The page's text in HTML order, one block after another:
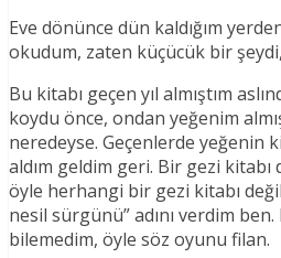
Eve dönünce dün kaldığım
okudum, zaten küçücük bir
Bu kitabı geçen yıl almıştım
koydu önce, ondan yeğenim
neredeyse. Geçenlerde yeğenin
aldım geldim geri. Bir gezi kitabı
öyle herhangi bir gezi kitabı
nesil sürgünü” adını verdim
bilemedim, öyle söz oyunu filan.